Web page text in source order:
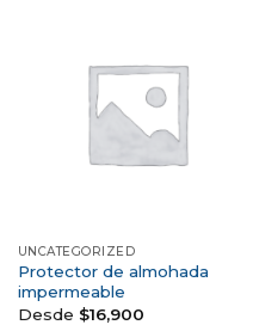
UNCATEGORIZED
Protector de almohada
impermeable
Desde $16,900